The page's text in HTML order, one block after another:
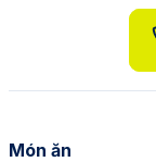
Món ăn